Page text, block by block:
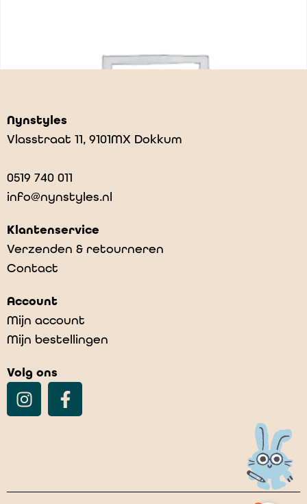
€12,95
Nynstyles
Vlasstraat 11, 9101MX Dokkum
0519 740 011
info@nynstyles.nl
Klantenservice
Verzenden & retourneren
Contact
Account
Mijn account
Mijn bestellingen
Volg ons